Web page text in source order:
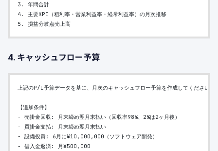
3. 年間合計
4. 主要KPI（粗利率・営業利益率・経常利益率）の月次推移
5. 損益分岐点売上高
4. キャッシュフロー予算
上記のP/L予算データを基に、月次のキャッシュフロー予算を作成してください。
【追加条件】
- 売掛金回収: 月末締め翌月末払い（回収率98%、2%は2ヶ月後）
- 買掛金支払: 月末締め翌月末払い
- 設備投資: 6月に¥10,000,000（ソフトウェア開発）
- 借入金返済: 月¥500,000